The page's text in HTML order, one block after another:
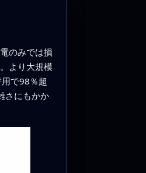
のみでは損
より大規模
で98％超
さにもかか